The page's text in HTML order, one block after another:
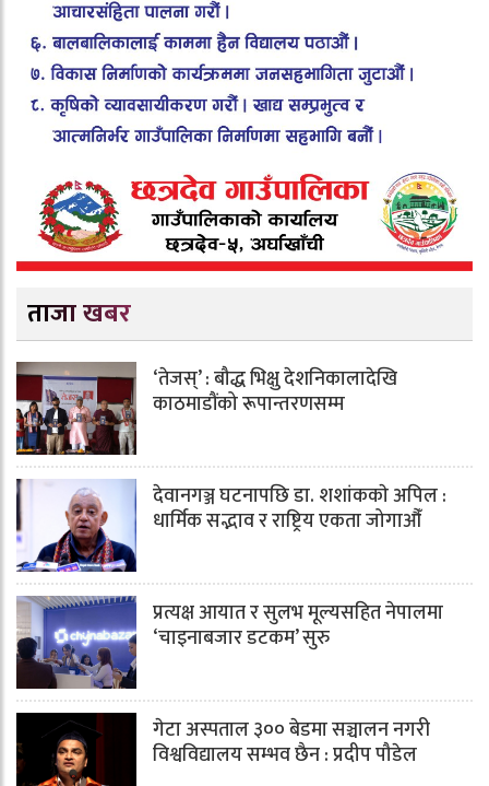
ताजा खबर
‘तेजस्’ : बौद्ध भिक्षु देशनिकालादेखि
काठमाडौंको रूपान्तरणसम्म
देवानगञ्ज घटनापछि डा. शशांककाे अपिल :
धार्मिक सद्भाव र राष्ट्रिय एकता जोगाऔँ
प्रत्यक्ष आयात र सुलभ मूल्यसहित नेपालमा
‘चाइनाबजार डटकम’ सुरु
गेटा अस्पताल ३०० बेडमा सञ्चालन नगरी
विश्वविद्यालय सम्भव छैन : प्रदीप पौडेल